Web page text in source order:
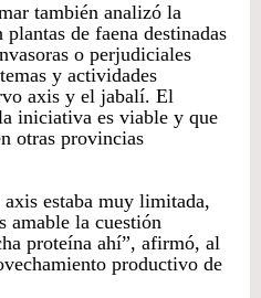
también analizó la
de faena destinadas
o perjudiciales
y actividades
axis y el jabalí. El
iniciativa es viable y que
otras provincias
estaba muy limitada,
amable la cuestión
proteína ahí”, afirmó, al
productivo de